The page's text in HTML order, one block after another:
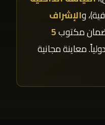
الإشراف
مكتوب5
معاينة مجانية